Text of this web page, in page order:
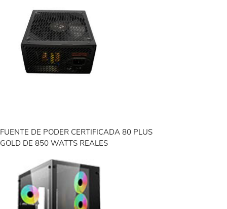
FUENTE DE PODER CERTIFICADA 80 PLUS
GOLD DE 850 WATTS REALES